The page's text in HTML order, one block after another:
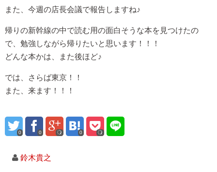
また、今週の店長会議で報告しますね♪
帰りの新幹線の中で読む用の面白そうな本を見つけたの
で、勉強しながら帰りたいと思います！！！
どんな本かは、また後ほど♪
では、さらば東京！！
また、来ます！！！
0 0 0
鈴木貴之